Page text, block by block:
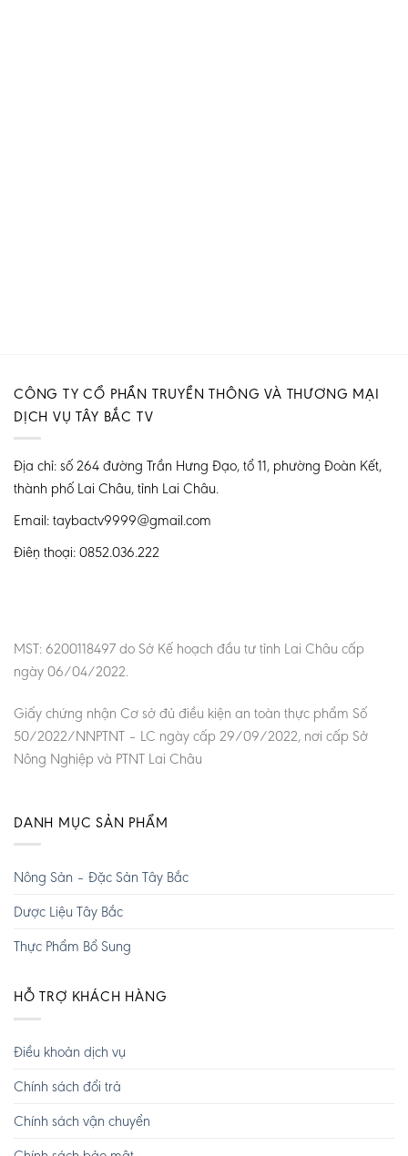
CÔNG TY CỔ PHẦN TRUYỀN THÔNG VÀ THƯƠNG MẠI
DỊCH VỤ TÂY BẮC TV
Địa chỉ: số 264 đường Trần Hưng Đạo, tổ 11, phường Đoàn Kết,
thành phố Lai Châu, tỉnh Lai Châu.
Email: taybactv9999@gmail.com
Điện thoại: 0852.036.222
MST: 6200118497 do Sở Kế hoạch đầu tư tỉnh Lai Châu cấp
ngày 06/04/2022.
Giấy chứng nhận Cơ sở đủ điều kiện an toàn thực phẩm Số
50/2022/NNPTNT – LC ngày cấp 29/09/2022, nơi cấp Sở
Nông Nghiệp và PTNT Lai Châu
DANH MỤC SẢN PHẨM
Nông Sản – Đặc Sản Tây Bắc
Dược Liệu Tây Bắc
Thực Phẩm Bổ Sung
HỖ TRỢ KHÁCH HÀNG
Điều khoản dịch vụ
Chính sách đổi trả
Chính sách vận chuyển